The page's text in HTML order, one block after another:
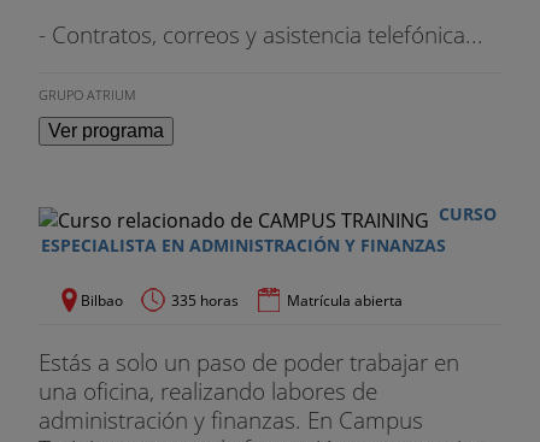
- Contratos, correos y asistencia telefónica...
GRUPO ATRIUM
Ver programa
CURSO
ESPECIALISTA EN ADMINISTRACIÓN Y FINANZAS
Bilbao 335 horas Matrícula abierta
Estás a solo un paso de poder trabajar en
una oficina, realizando labores de
administración y finanzas. En Campus